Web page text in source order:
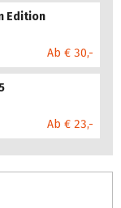
Edition
Ab € 30,-
Ab € 23,-